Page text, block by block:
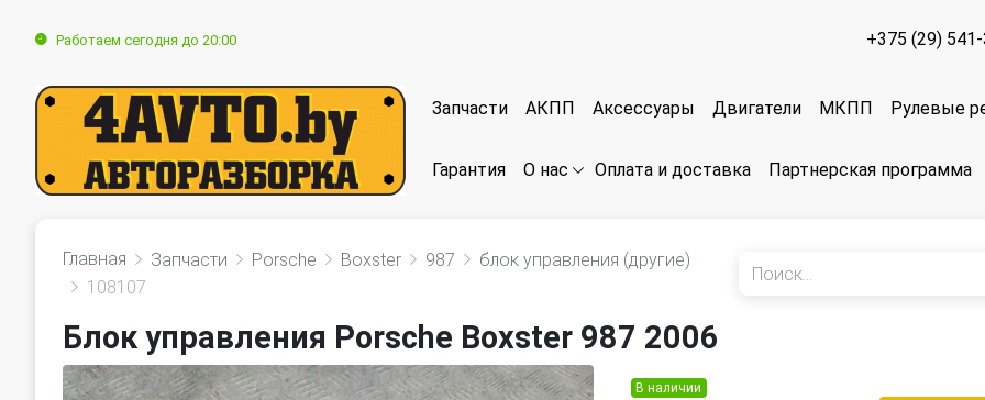
Работаем сегодня до 20:00 +375 (29)
Запчасти АКПП Аксессуары Двигатели МКПП Рулевые
Гарантия О нас Оплата и доставка Партнерская программа
Главная Запчасти Porsche Boxster 987
блок управления (другие)
108107
Блок управления Porsche Boxster 987 2006
В наличии